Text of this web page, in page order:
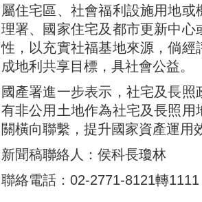
屬住宅區、社會福利設施用地
理署、國家住宅及都市更新中
性，以充實社福基地來源，倘
成地利共享目標，具社會公益。
國產署進一步表示，社宅及長
有非公用土地作為社宅及長照
關橫向聯繫，提升國家資產運用
新聞稿聯絡人：侯科長瓊林
聯絡電話：02-2771-8121轉1111